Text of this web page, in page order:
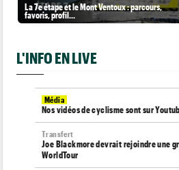
La 7e étape et le Mont Ventoux : parcours,
favoris, profil…
L'INFO EN LIVE
Média
Nos vidéos de cyclisme sont sur
Transfert
Joe Blackmore devrait rejoindre une
WorldTour